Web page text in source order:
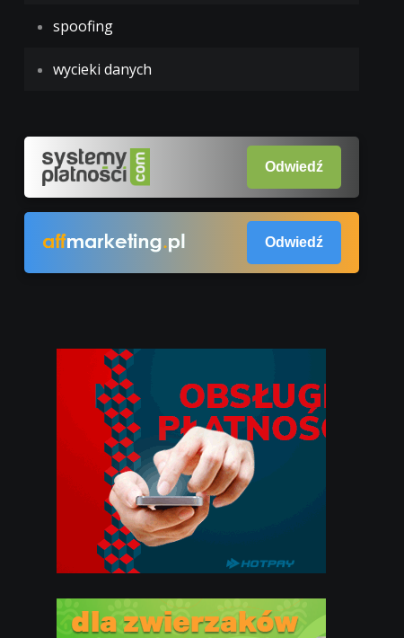
spoofing
wycieki danych
Odwiedź
Odwiedź